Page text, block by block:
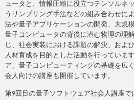
ュータと、情報圧縮に役立つテンソルネ
うサンプリング手法などの組み合わせに
法や量子アプリケーションの開発、大規
量子コンピュータの背後に潜む物理の理
じ、社会実装における課題の解決、およ
人材育成を目的とした活動を行っていま
ア、量子コンピューティングの基礎を広
会人向けの講座も開催しています。
第9回目の量子ソフトウェア社会人講座